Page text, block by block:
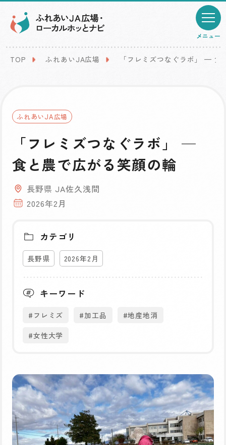
メニュー
TOP ふれあいJA広場 「フレミズつなぐラボ」 — 食
ふれあいJA広場
「フレミズつなぐラボ」 —
食と農で広がる笑顔の輪
長野県 JA佐久浅間
2026年2月
カテゴリ
長野県 2026年2月
キーワード
#フレミズ #加工品
#地産地消
#女性大学